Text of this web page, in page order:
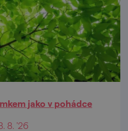
jako v pohádce
8. '26